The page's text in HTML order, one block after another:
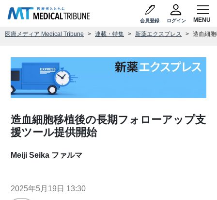
会員登録 ログイン
医療メディア Medical Tribune 連載・特集 新薬エクスプレス 造血細
造血細胞移植後の長期フォローアップ支
援ツール提供開始
Meiji Seika ファルマ
2025年5月19日 13:30